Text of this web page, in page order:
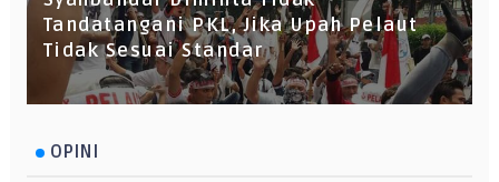
Tandatangani PKL, Jika Upah Pelaut
Tidak Sesuai Standar
OPINI